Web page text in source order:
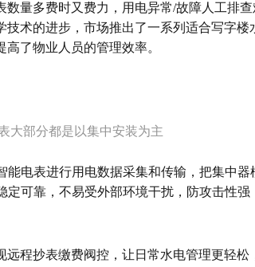
量多费时又费力，用电异常/故障人工排
术的进步，市场推出了一系列适合写字楼
了物业人员的管理效率。
大部分都是以集中安装为主
电表进行用电数据采集和传输，把集中
可靠，不易受外部环境干扰，防攻击性
程抄表缴费阀控，让日常水电管理更轻